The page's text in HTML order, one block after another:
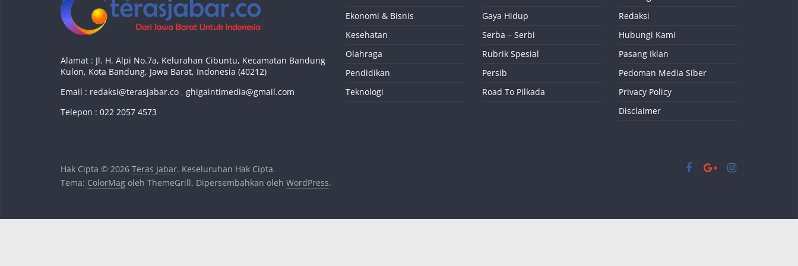
Alamat : Jl. H. Alpi No.7a, Kelurahan Cibuntu, Kecamatan Bandung
Kulon, Kota Bandung, Jawa Barat, Indonesia (40212)
Email : redaksi@terasjabar.co , ghigaintimedia@gmail.com
Telepon : 022 2057 4573
Ekonomi & Bisnis
Kesehatan
Olahraga
Pendidikan
Teknologi
Gaya Hidup
Serba – Serbi
Rubrik Spesial
Persib
Road To Pilkada
Redaksi
Hubungi Kami
Pasang Iklan
Pedoman Media Siber
Privacy Policy
Disclaimer
Hak Cipta © 2026 Teras Jabar. Keseluruhan Hak Cipta.
Tema: ColorMag oleh ThemeGrill. Dipersembahkan oleh WordPress.